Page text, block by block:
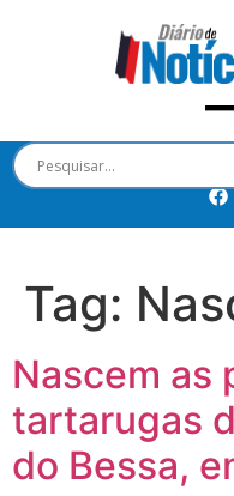
Tag:
Nascem as
tartarugas
do Bessa,